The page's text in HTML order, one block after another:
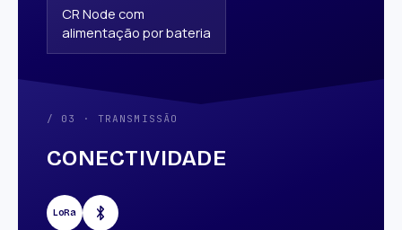
CR Node com
alimentação por bateria
/ 03 · TRANSMISSÃO
CONECTIVIDADE
LoRa